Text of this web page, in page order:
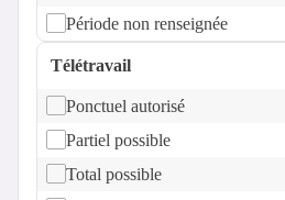
Période non renseignée
Télétravail
Ponctuel autorisé
Partiel possible
Total possible